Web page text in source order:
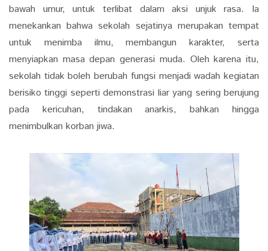
bawah umur, untuk terlibat dalam aksi unjuk rasa. Ia
menekankan bahwa sekolah sejatinya merupakan tempat
untuk menimba ilmu, membangun karakter, serta
menyiapkan masa depan generasi muda. Oleh karena itu,
sekolah tidak boleh berubah fungsi menjadi wadah kegiatan
berisiko tinggi seperti demonstrasi liar yang sering berujung
pada kericuhan, tindakan anarkis, bahkan hingga
menimbulkan korban jiwa.